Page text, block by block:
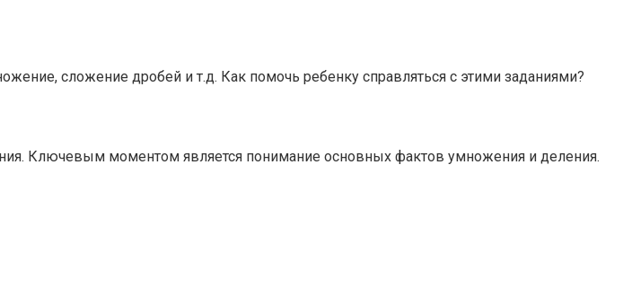
сложение дробей и т.д. Как помочь ребенку справляться с этими заданиями?
Ключевым моментом является понимание основных фактов умножения и деления.